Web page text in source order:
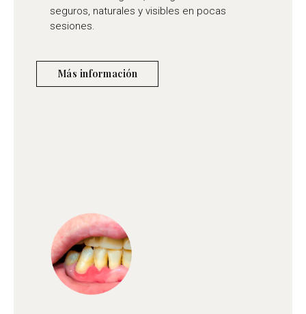
seguros, naturales y visibles en pocas
sesiones.
Más información